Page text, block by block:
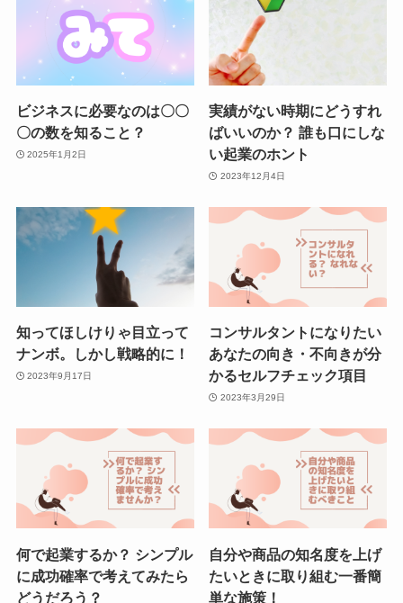
ビジネスに必要なのは〇〇
〇の数を知ること？
2025年1月2日
実績がない時期にどうすれ
ばいいのか？ 誰も口にしな
い起業のホント
2023年12月4日
知ってほしけりゃ目立って
ナンボ。しかし戦略的に！
2023年9月17日
コンサルタントになりたい
あなたの向き・不向きが分
かるセルフチェック項目
2023年3月29日
何で起業するか？ シンプル
に成功確率で考えてみたら
どうだろう？
自分や商品の知名度を上げ
たいときに取り組む一番簡
単な施策！